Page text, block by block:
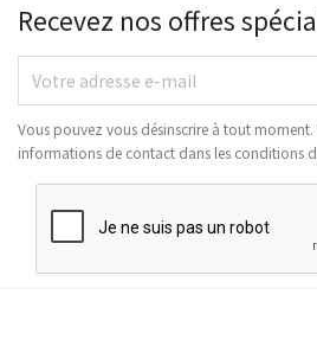
Recevez nos offres
Vous pouvez vous désinscrire à tout
informations de contact dans les conditions